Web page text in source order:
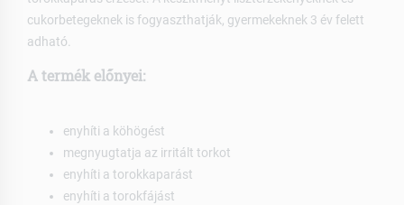
cukorbetegeknek is fogyaszthatják, gyermekeknek 3 év felett
adható.
A termék előnyei:
enyhíti a köhögést
megnyugtatja az irritált torkot
enyhíti a torokkaparást
enyhíti a torokfájást